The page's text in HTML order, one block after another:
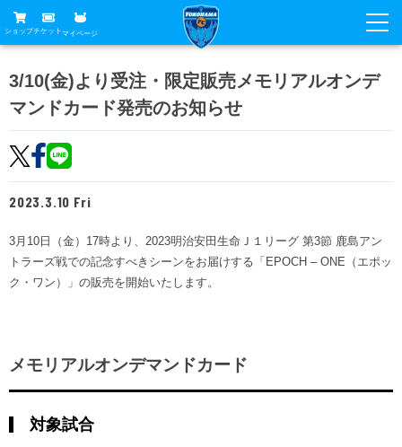
ショップチケット マイページ
グッズ
ホームタウン
トップチーム
メディア
試合
試合
試合日程
チケット
チケットガイド
席種・価格表
チケット購入方法
チーム
選手・スタッフ
スケジュール
観戦ガイド
横浜FC観戦ガイド
観戦ルール・マナー
フリ丸のページ
クラブメンバー
アカデミー
育成ビジョン
パートナー
3/10(金)より受注・限定販売メモリアルオンデ
マンドカード発売のお知らせ
2023.3.10 Fri
3月10日（金）17時より、2023明治安田生命Ｊ１リーグ 第3節 鹿島アン
トラーズ戦での記念すべきシーンをお届けする「EPOCH – ONE（エポッ
ク・ワン）」の販売を開始いたします。
メモリアルオンデマンドカード
対象試合